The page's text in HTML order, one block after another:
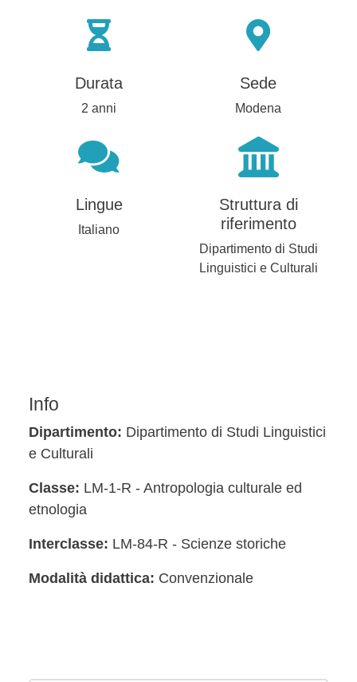
Durata
2 anni
Sede
Modena
Lingue
Italiano
Struttura di
riferimento
Dipartimento di Studi
Linguistici e Culturali
Info
Dipartimento: Dipartimento di Studi Linguistici
e Culturali
Classe: LM-1-R - Antropologia culturale ed
etnologia
Interclasse: LM-84-R - Scienze storiche
Modalità didattica: Convenzionale